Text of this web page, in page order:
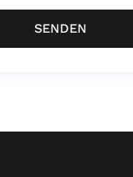
SENDEN